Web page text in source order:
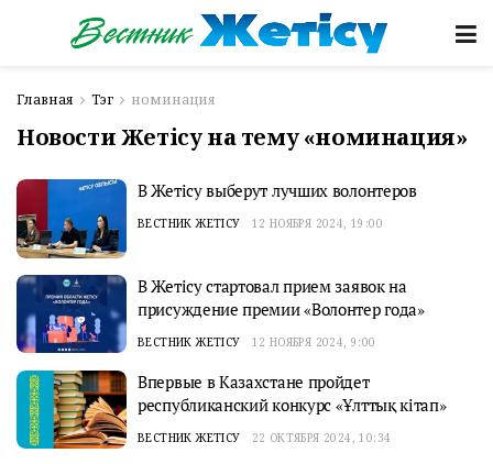
Главная Тэг номинация
Новости Жетісу на тему «номинация»
В Жетісу выберут лучших волонтеров
ВЕСТНИК ЖЕТІСУ 12 НОЯБРЯ 2024, 19:00
В Жетісу стартовал прием заявок на
присуждение премии «Волонтер года»
ВЕСТНИК ЖЕТІСУ 12 НОЯБРЯ 2024, 9:00
Впервые в Казахстане пройдет
республиканский конкурс «Ұлттық кітап»
ВЕСТНИК ЖЕТІСУ 22 ОКТЯБРЯ 2024, 10:34